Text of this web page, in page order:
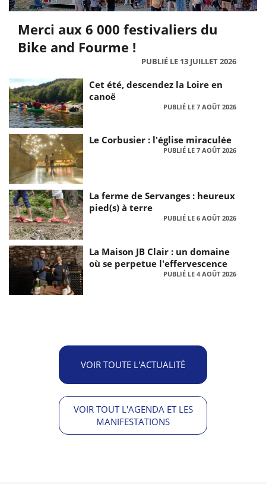
Merci aux 6 000 festivaliers du
Bike and Fourme !
PUBLIÉ LE 13 JUILLET 2026
Cet été, descendez la Loire en
canoë
PUBLIÉ LE 7 AOÛT 2026
Le Corbusier : l'église miraculée
PUBLIÉ LE 7 AOÛT 2026
La ferme de Servanges : heureux
pied(s) à terre
PUBLIÉ LE 6 AOÛT 2026
La Maison JB Clair : un domaine
où se perpetue l'effervescence
PUBLIÉ LE 4 AOÛT 2026
VOIR TOUTE L'ACTUALITÉ
VOIR TOUT L'AGENDA ET LES
MANIFESTATIONS